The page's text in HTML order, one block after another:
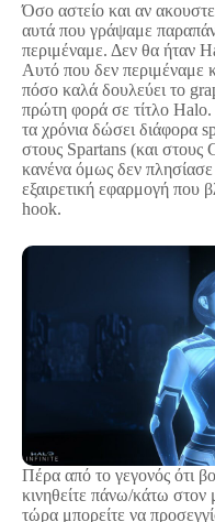
Όσο αστείο και αν
αυτά που γράψαμε
περιμέναμε. Δεν θα ήταν
Αυτό που δεν περιμέναμε
πόσο καλά δουλεύει το
πρώτη φορά σε τίτλο
τα χρόνια δώσει διάφορα
στους Spartans (και στους
κανένα όμως δεν
εξαιρετική εφαρμογή που
hook.
Πέρα από το γεγονός ότι
κινηθείτε πάνω/κάτω στον
τώρα μπορείτε να